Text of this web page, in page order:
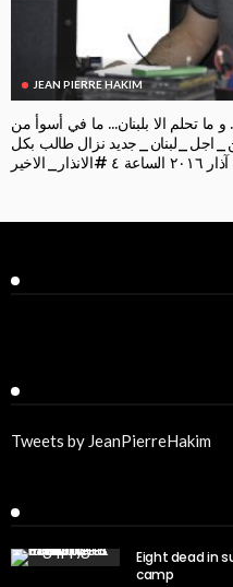
JEAN PIERRE HAKIM
و ما تحلم الا بلبنان… ما في أسوأ من
نزال طالب بكل
Tweets by JeanPierreHakim
Eight dead in
camp